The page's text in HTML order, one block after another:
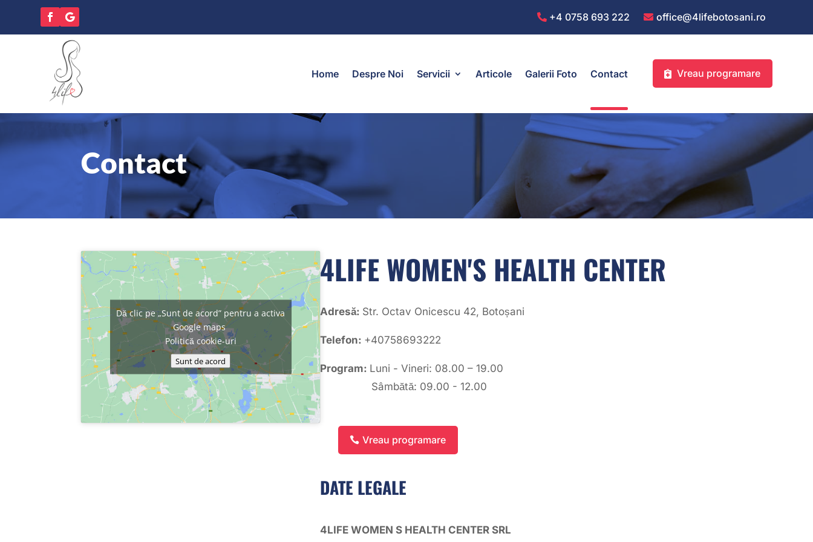
+4 0758 693 222 office@4lifebotosani.ro
Home Despre Noi Servicii Articole Galerii Foto Contact Vreau programare
Contact
Dă clic pe „Sunt de acord” pentru a activa
Google maps
Politică cookie-uri
Sunt de acord
4LIFE WOMEN'S HEALTH CENTER
Adresă: Str. Octav Onicescu 42, Botoșani
Telefon: +40758693222
Program: Luni - Vineri: 08.00 – 19.00
Sâmbătă: 09.00 - 12.00
Vreau programare
DATE LEGALE
4LIFE WOMEN S HEALTH CENTER SRL